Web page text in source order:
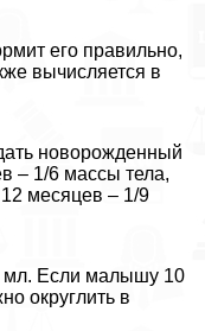
его правильно,
вычисляется в
новорожденный
– 1/6 массы тела,
месяцев – 1/9
мл. Если малышу 10
округлить в